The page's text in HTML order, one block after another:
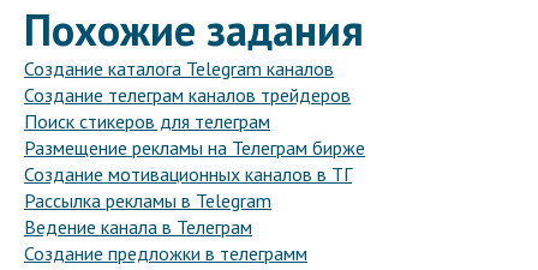
Похожие задания
Создание каталога Telegram каналов
Создание телеграм каналов трейдеров
Поиск стикеров для телеграм
Размещение рекламы на Телеграм бирже
Создание мотивационных каналов в ТГ
Рассылка рекламы в Telegram
Ведение канала в Телеграм
Создание предложки в телеграмм